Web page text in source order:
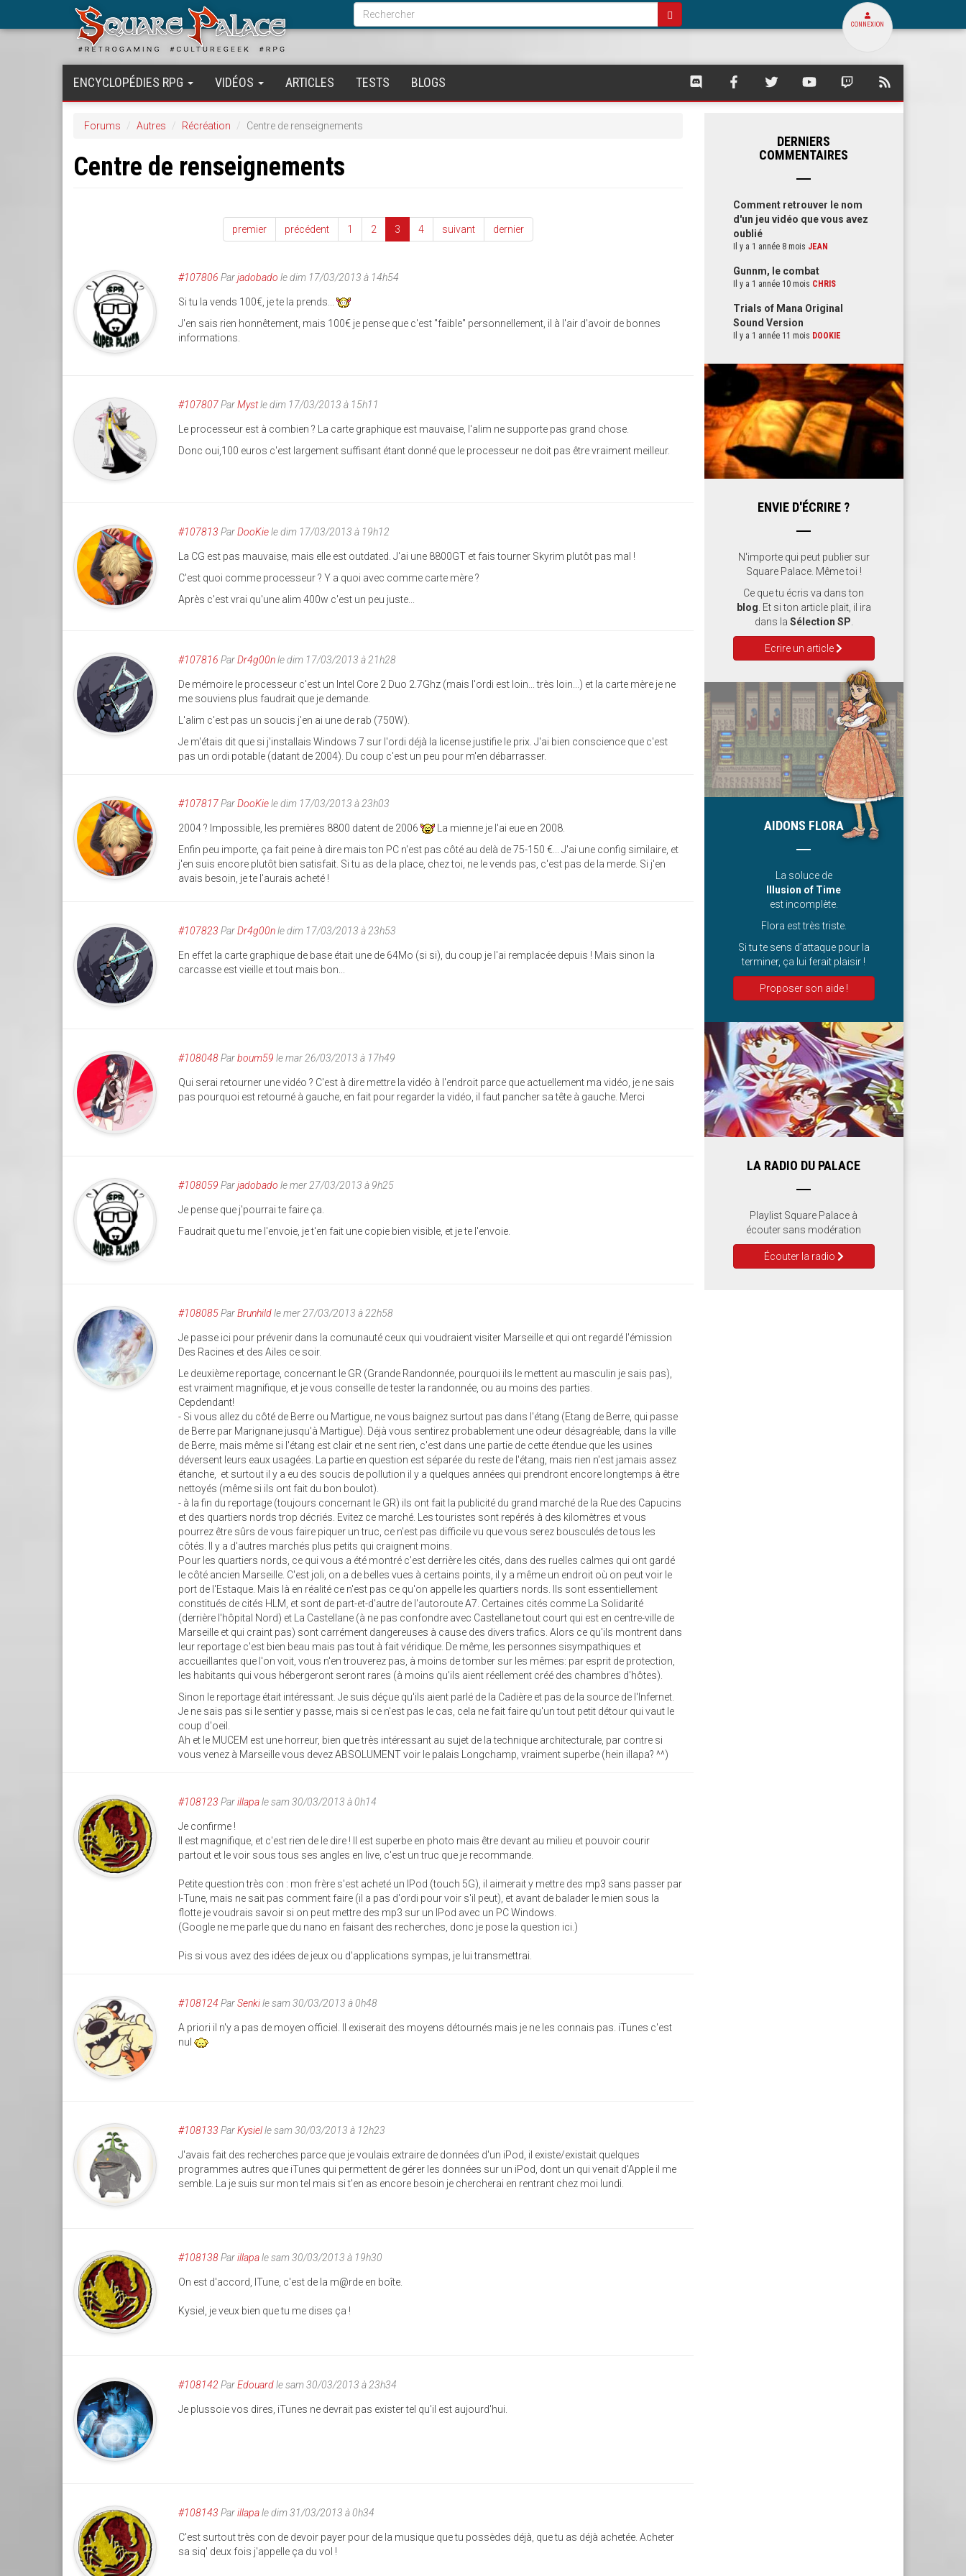
Formulaire
de
recherche
Rechercher
CONNEXION
ENCYCLOPÉDIES RPG VIDÉOS ARTICLES TESTS BLOGS
SQUARE
SQUARE SQUARE SQUARE SQUARE
Forums Autres Récréation Centre de renseignements
Centre de renseignements
premier précédent 1 2 3 4 suivant dernier
#107806 Parjadobado le dim 17/03/2013 à 14h54
Si tu la vends 100€, je te la prends...
J'en sais rien honnêtement, mais 100€ je pense que c'est "faible" personnellement, il à l'air d'avoir de bonnes
informations.
#107807ParMystle dim 17/03/2013 à 15h11
Le processeur est à combien ? La carte graphique est mauvaise, l'alim ne supporte pas grand chose.
Donc oui,100 euros c'est largement suffisant étant donné que le processeur ne doit pas être vraiment meilleur.
#107813 ParDooKiele dim 17/03/2013 à 19h12
La CG est pas mauvaise, mais elle est outdated. J'ai une 8800GT et fais tourner Skyrim plutôt pas mal !
C'est quoi comme processeur ? Y a quoi avec comme carte mère ?
Après c'est vrai qu'une alim 400w c'est un peu juste...
#107816 ParDr4g00nle dim 17/03/2013 à 21h28
De mémoire le processeur c'est un Intel Core 2 Duo 2.7Ghz (mais l'ordi est loin... très loin...) et la carte mère je ne
me souviens plus faudrait que je demande.
L'alim c'est pas un soucis j'en ai une de rab (750W).
Je m'étais dit que si j'installais Windows 7 sur l'ordi déjà la license justifie le prix. J'ai bien conscience que c'est
pas un ordi potable (datant de 2004). Du coup c'est un peu pour m'en débarrasser.
#107817ParDooKiele dim 17/03/2013 à 23h03
2004 ? Impossible, les premières 8800 datent de 2006
La mienne je l'ai eue en 2008.
Enfin peu importe, ça fait peine à dire mais ton PC n'est pas côté au delà de 75-150 €... J'ai une config similaire, et
j'en suis encore plutôt bien satisfait. Si tu as de la place, chez toi, ne le vends pas, c'est pas de la merde. Si j'en
avais besoin, je te l'aurais acheté !
#107823 ParDr4g00nle dim 17/03/2013 à 23h53
En effet la carte graphique de base était une de 64Mo (si si), du coup je l'ai remplacée depuis ! Mais sinon la
carcasse est vieille et tout mais bon...
#108048Parboum59 le mar 26/03/2013 à 17h49
Qui serai retourner une vidéo ? C'est à dire mettre la vidéo à l'endroit parce que actuellement ma vidéo, je ne sais
pas pourquoi est retourné à gauche, en fait pour regarder la vidéo, il faut pancher sa tête à gauche. Merci
#108059 Parjadobado le mer 27/03/2013 à 9h25
Je pense que j'pourrai te faire ça.
Faudrait que tu me l'envoie, je t'en fait une copie bien visible, et je te l'envoie.
#108085ParBrunhildle mer 27/03/2013 à 22h58
Je passe ici pour prévenir dans la comunauté ceux qui voudraient visiter Marseille et qui ont regardé l'émission
Des Racines et des Ailes ce soir.
Le deuxième reportage, concernant le GR (Grande Randonnée, pourquoi ils le mettent au masculin je sais pas),
est vraiment magnifique, et je vous conseille de tester la randonnée, ou au moins des parties.
Cepdendant!
- Si vous allez du côté de Berre ou Martigue, ne vous baignez surtout pas dans l'étang (Etang de Berre, qui passe
de Berre par Marignane jusqu'à Martigue). Déjà vous sentirez probablement une odeur désagréable, dans la ville
de Berre, mais même si l'étang est clair et ne sent rien, c'est dans une partie de cette étendue que les usines
déversent leurs eaux usagées. La partie en question est séparée du reste de l'étang, mais rien n'est jamais assez
étanche, et surtout il y a eu des soucis de pollution il y a quelques années qui prendront encore longtemps à être
nettoyés (même si ils ont fait du bon boulot).
- à la fin du reportage (toujours concernant le GR) ils ont fait la publicité du grand marché de la Rue des Capucins
et des quartiers nords trop décriés. Evitez ce marché. Les touristes sont repérés à des kilomètres et vous
pourrez être sûrs de vous faire piquer un truc, ce n'est pas difficile vu que vous serez bousculés de tous les
côtés. Il y a d'autres marchés plus petits qui craignent moins.
Pour les quartiers nords, ce qui vous a été montré c'est derrière les cités, dans des ruelles calmes qui ont gardé
le côté ancien Marseille. C'est joli, on a de belles vues à certains points, il y a même un endroit où on peut voir le
port de l'Estaque. Mais là en réalité ce n'est pas ce qu'on appelle les quartiers nords. Ils sont essentiellement
constitués de cités HLM, et sont de part-et-d'autre de l'autoroute A7. Certaines cités comme La Solidarité
(derrière l'hôpital Nord) et La Castellane (à ne pas confondre avec Castellane tout court qui est en centre-ville de
Marseille et qui craint pas) sont carrément dangereuses à cause des divers trafics. Alors ce qu'ils montrent dans
leur reportage c'est bien beau mais pas tout à fait véridique. De même, les personnes sisympathiques et
accueillantes que l'on voit, vous n'en trouverez pas, à moins de tomber sur les mêmes: par esprit de protection,
les habitants qui vous hébergeront seront rares (à moins qu'ils aient réellement créé des chambres d'hôtes).
Sinon le reportage était intéressant. Je suis déçue qu'ils aient parlé de la Cadière et pas de la source de l'Infernet.
Je ne sais pas si le sentier y passe, mais si ce n'est pas le cas, cela ne fait faire qu'un tout petit détour qui vaut le
coup d'oeil.
Ah et le MUCEM est une horreur, bien que très intéressant au sujet de la technique architecturale, par contre si
vous venez à Marseille vous devez ABSOLUMENT voir le palais Longchamp, vraiment superbe (hein illapa? ^^)
#108123 Parillapale sam 30/03/2013 à 0h14
Je confirme !
Il est magnifique, et c'est rien de le dire ! Il est superbe en photo mais être devant au milieu et pouvoir courir
partout et le voir sous tous ses angles en live, c'est un truc que je recommande.
Petite question très con : mon frère s'est acheté un IPod (touch 5G), il aimerait y mettre des mp3 sans passer par
I-Tune, mais ne sait pas comment faire (il a pas d'ordi pour voir s'il peut), et avant de balader le mien sous la
flotte je voudrais savoir si on peut mettre des mp3 sur un IPod avec un PC Windows.
(Google ne me parle que du nano en faisant des recherches, donc je pose la question ici.)
Pis si vous avez des idées de jeux ou d'applications sympas, je lui transmettrai.
#108124 ParSenkile sam 30/03/2013 à 0h48
A priori il n'y a pas de moyen officiel. Il exiserait des moyens détournés mais je ne les connais pas. iTunes c'est
nul
#108133 ParKysielle sam 30/03/2013 à 12h23
J'avais fait des recherches parce que je voulais extraire de données d'un iPod, il existe/existait quelques
programmes autres que iTunes qui permettent de gérer les données sur un iPod, dont un qui venait d'Apple il me
semble. La je suis sur mon tel mais si t'en as encore besoin je chercherai en rentrant chez moi lundi.
#108138Parillapale sam 30/03/2013 à 19h30
On est d'accord, ITune, c'est de la m@rde en boîte.
Kysiel, je veux bien que tu me dises ça !
#108142 ParEdouardle sam 30/03/2013 à 23h34
Je plussoie vos dires, iTunes ne devrait pas exister tel qu'il est aujourd'hui.
#108143 Parillapale dim 31/03/2013 à 0h34
C'est surtout très con de devoir payer pour de la musique que tu possèdes déjà, que tu as déjà achetée. Acheter
sa siq' deux fois j'appelle ça du vol !
DERNIERS
COMMENTAIRES
Comment retrouver le nom
d'un jeu vidéo que vous avez
oublié
Il y a 1 année 8 mois JEAN
Gunnm, le combat
Il y a 1 année 10 mois CHRIS
Trials of Mana Original
Sound Version
Il y a 1 année 11 mois DOOKIE
ENVIE D'ÉCRIRE ?
N'importe qui peut publier sur
Square Palace. Même toi !
Ce que tu écris va dans ton
blog . Et si ton article plait, il ira
dans la Sélection SP
Ecrire un article
AIDONS FLORA
La soluce de
Illusion of Time
est incomplète.
Flora est très triste.
Si tu te sens d’attaque pour la
terminer, ça lui ferait plaisir !
Proposer son aide !
LA RADIO DU PALACE
Playlist Square Palace à
écouter sans modération
Écouter la radio